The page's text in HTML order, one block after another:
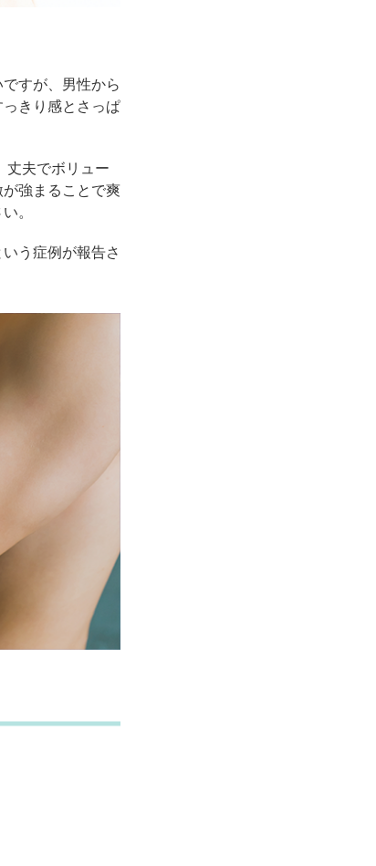
すが、男性から
きり感とさっぱ
丈夫でボリュー
強まることで爽
。
う症例が報告さ